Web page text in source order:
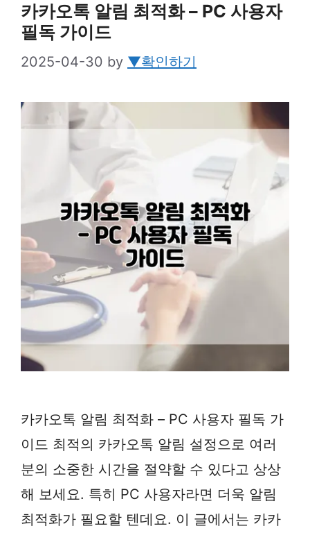
카카오톡 알림 최적화 – PC 사용자
필독 가이드
2025-04-30 by ▼확인하기
카카오톡 알림 최적화 – PC 사용자 필독 가
이드 최적의 카카오톡 알림 설정으로 여러
분의 소중한 시간을 절약할 수 있다고 상상
해 보세요. 특히 PC 사용자라면 더욱 알림
최적화가 필요할 텐데요. 이 글에서는 카카